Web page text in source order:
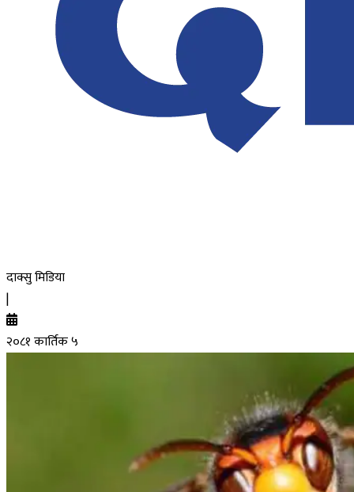
दाक्सु मिडिया
|
२०८१ कार्तिक ५